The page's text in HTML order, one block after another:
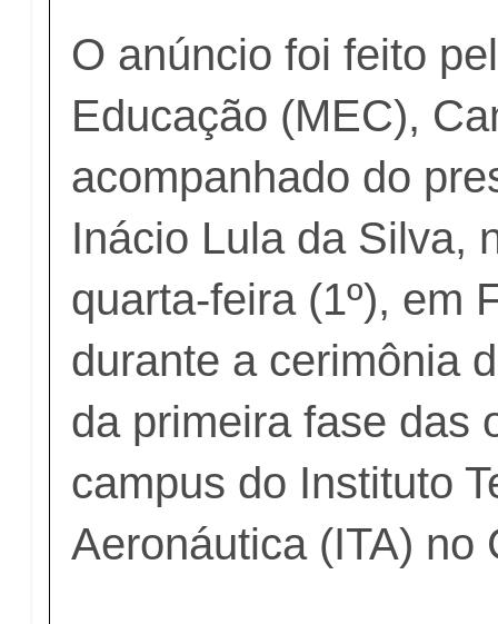
O anúncio foi feito
Educação (MEC),
acompanhado do
Inácio Lula da Silva,
quarta-feira (1º), em
durante a cerimônia
da primeira fase das
campus do Instituto
Aeronáutica (ITA) no